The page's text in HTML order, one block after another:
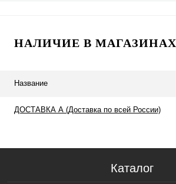
НАЛИЧИЕ В МАГАЗИНАХ
Название
ДОСТАВКА А (Доставка по всей России)
Каталог